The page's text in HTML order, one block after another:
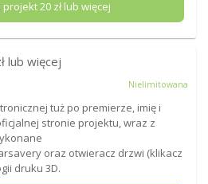
projekt20 zł lub więcej
lub więcej
Nielimitowana
tuż po premierze, imię i
stronie projektu, wraz z
oraz otwieracz drzwi (klikacz
druku 3D.